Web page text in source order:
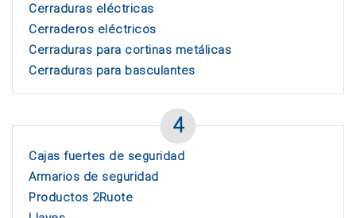
Cerraduras eléctricas
Cerraderos eléctricos
Cerraduras para cortinas metálicas
Cerraduras para basculantes
4
Cajas fuertes de seguridad
Armarios de seguridad
Productos 2Ruote